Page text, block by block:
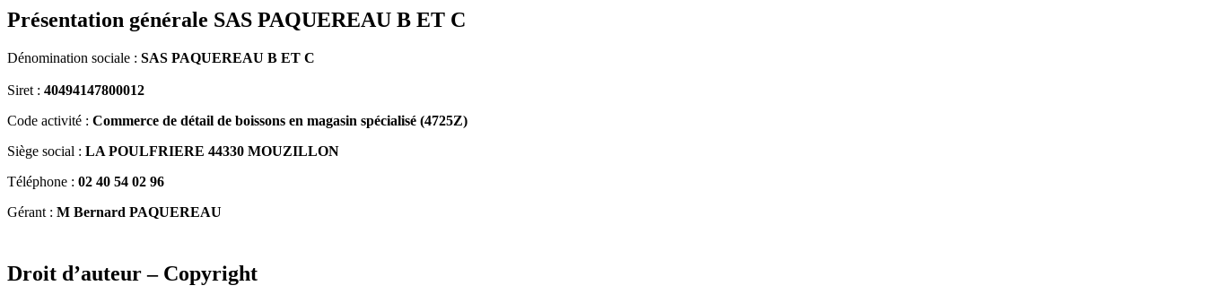
Présentation générale SAS PAQUEREAU B ET C
Dénomination sociale : SAS PAQUEREAU B ET C
Siret : 40494147800012
Code activité : Commerce de détail de boissons en magasin spécialisé (4725Z)
Siège social : LA POULFRIERE 44330 MOUZILLON
Téléphone : 02 40 54 02 96
Gérant : M Bernard PAQUEREAU
Droit d’auteur – Copyright